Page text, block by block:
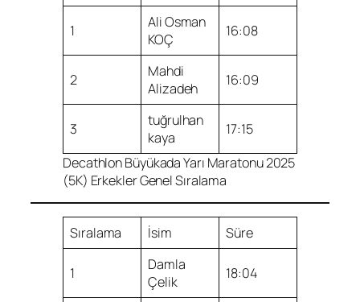
1
Ali Osman
KOÇ
16:08
2
Mahdi
Alizadeh
16:09
3
tuğrulhan
kaya
17:15
Decathlon Büyükada Yarı Maratonu 2025
(5K) Erkekler Genel Sıralama
Sıralama İsim Süre
1
Damla
Çelik
18:04